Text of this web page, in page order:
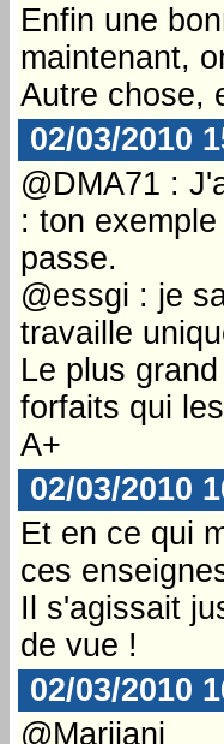
Enfin une
maintenant,
Autre chose,
02/03/2010
@DMA71 :
: ton
passe.
@essgi : je
travaille
Le plus
forfaits qui
A+
02/03/2010
Et en ce qui
ces
Il s'agissait
de vue !
02/03/2010
@Marijani